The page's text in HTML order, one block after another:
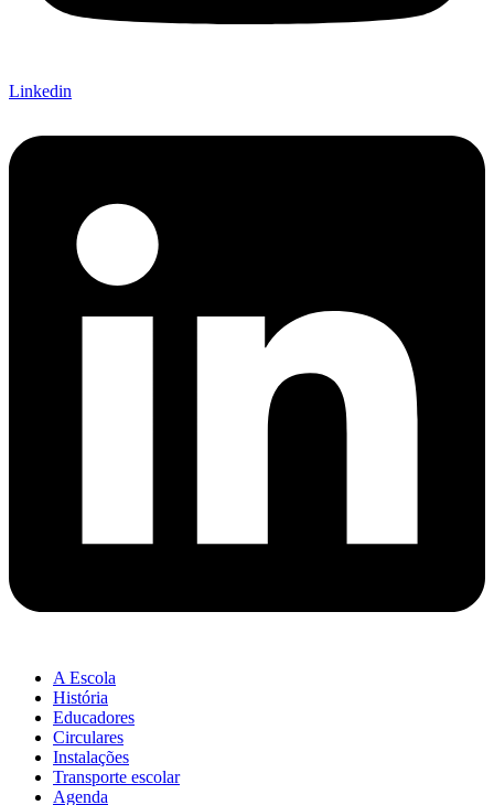
Linkedin
A Escola
História
Educadores
Circulares
Instalações
Transporte escolar
Agenda